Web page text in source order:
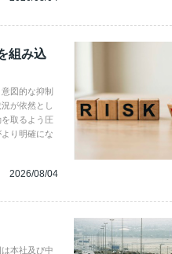
組み込
図的な抑制
が依然とし
取るよう圧
り明確にな
2026/08/04
本社及び中